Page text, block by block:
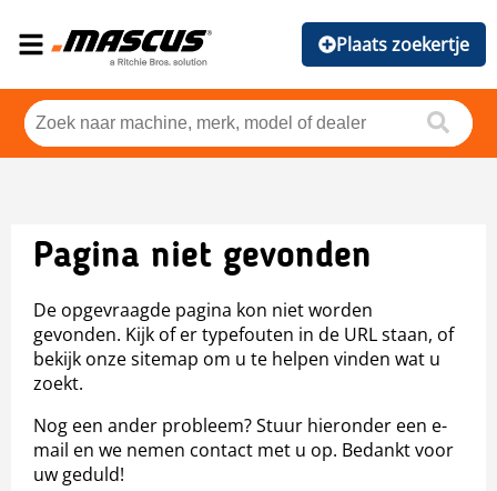
Plaats zoekertje
Pagina niet gevonden
De opgevraagde pagina kon niet worden
gevonden. Kijk of er typefouten in de URL staan, of
bekijk onze sitemap om u te helpen vinden wat u
zoekt.
Nog een ander probleem? Stuur hieronder een e-
mail en we nemen contact met u op. Bedankt voor
uw geduld!